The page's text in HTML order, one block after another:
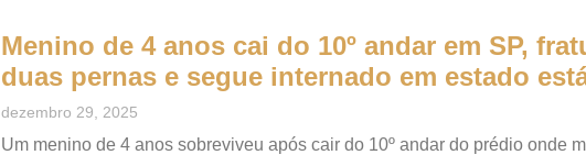
Menino de 4 anos cai do 10º andar em SP,
duas pernas e segue internado em estado
dezembro 29, 2025
Um menino de 4 anos sobreviveu após cair do 10º andar do prédio onde